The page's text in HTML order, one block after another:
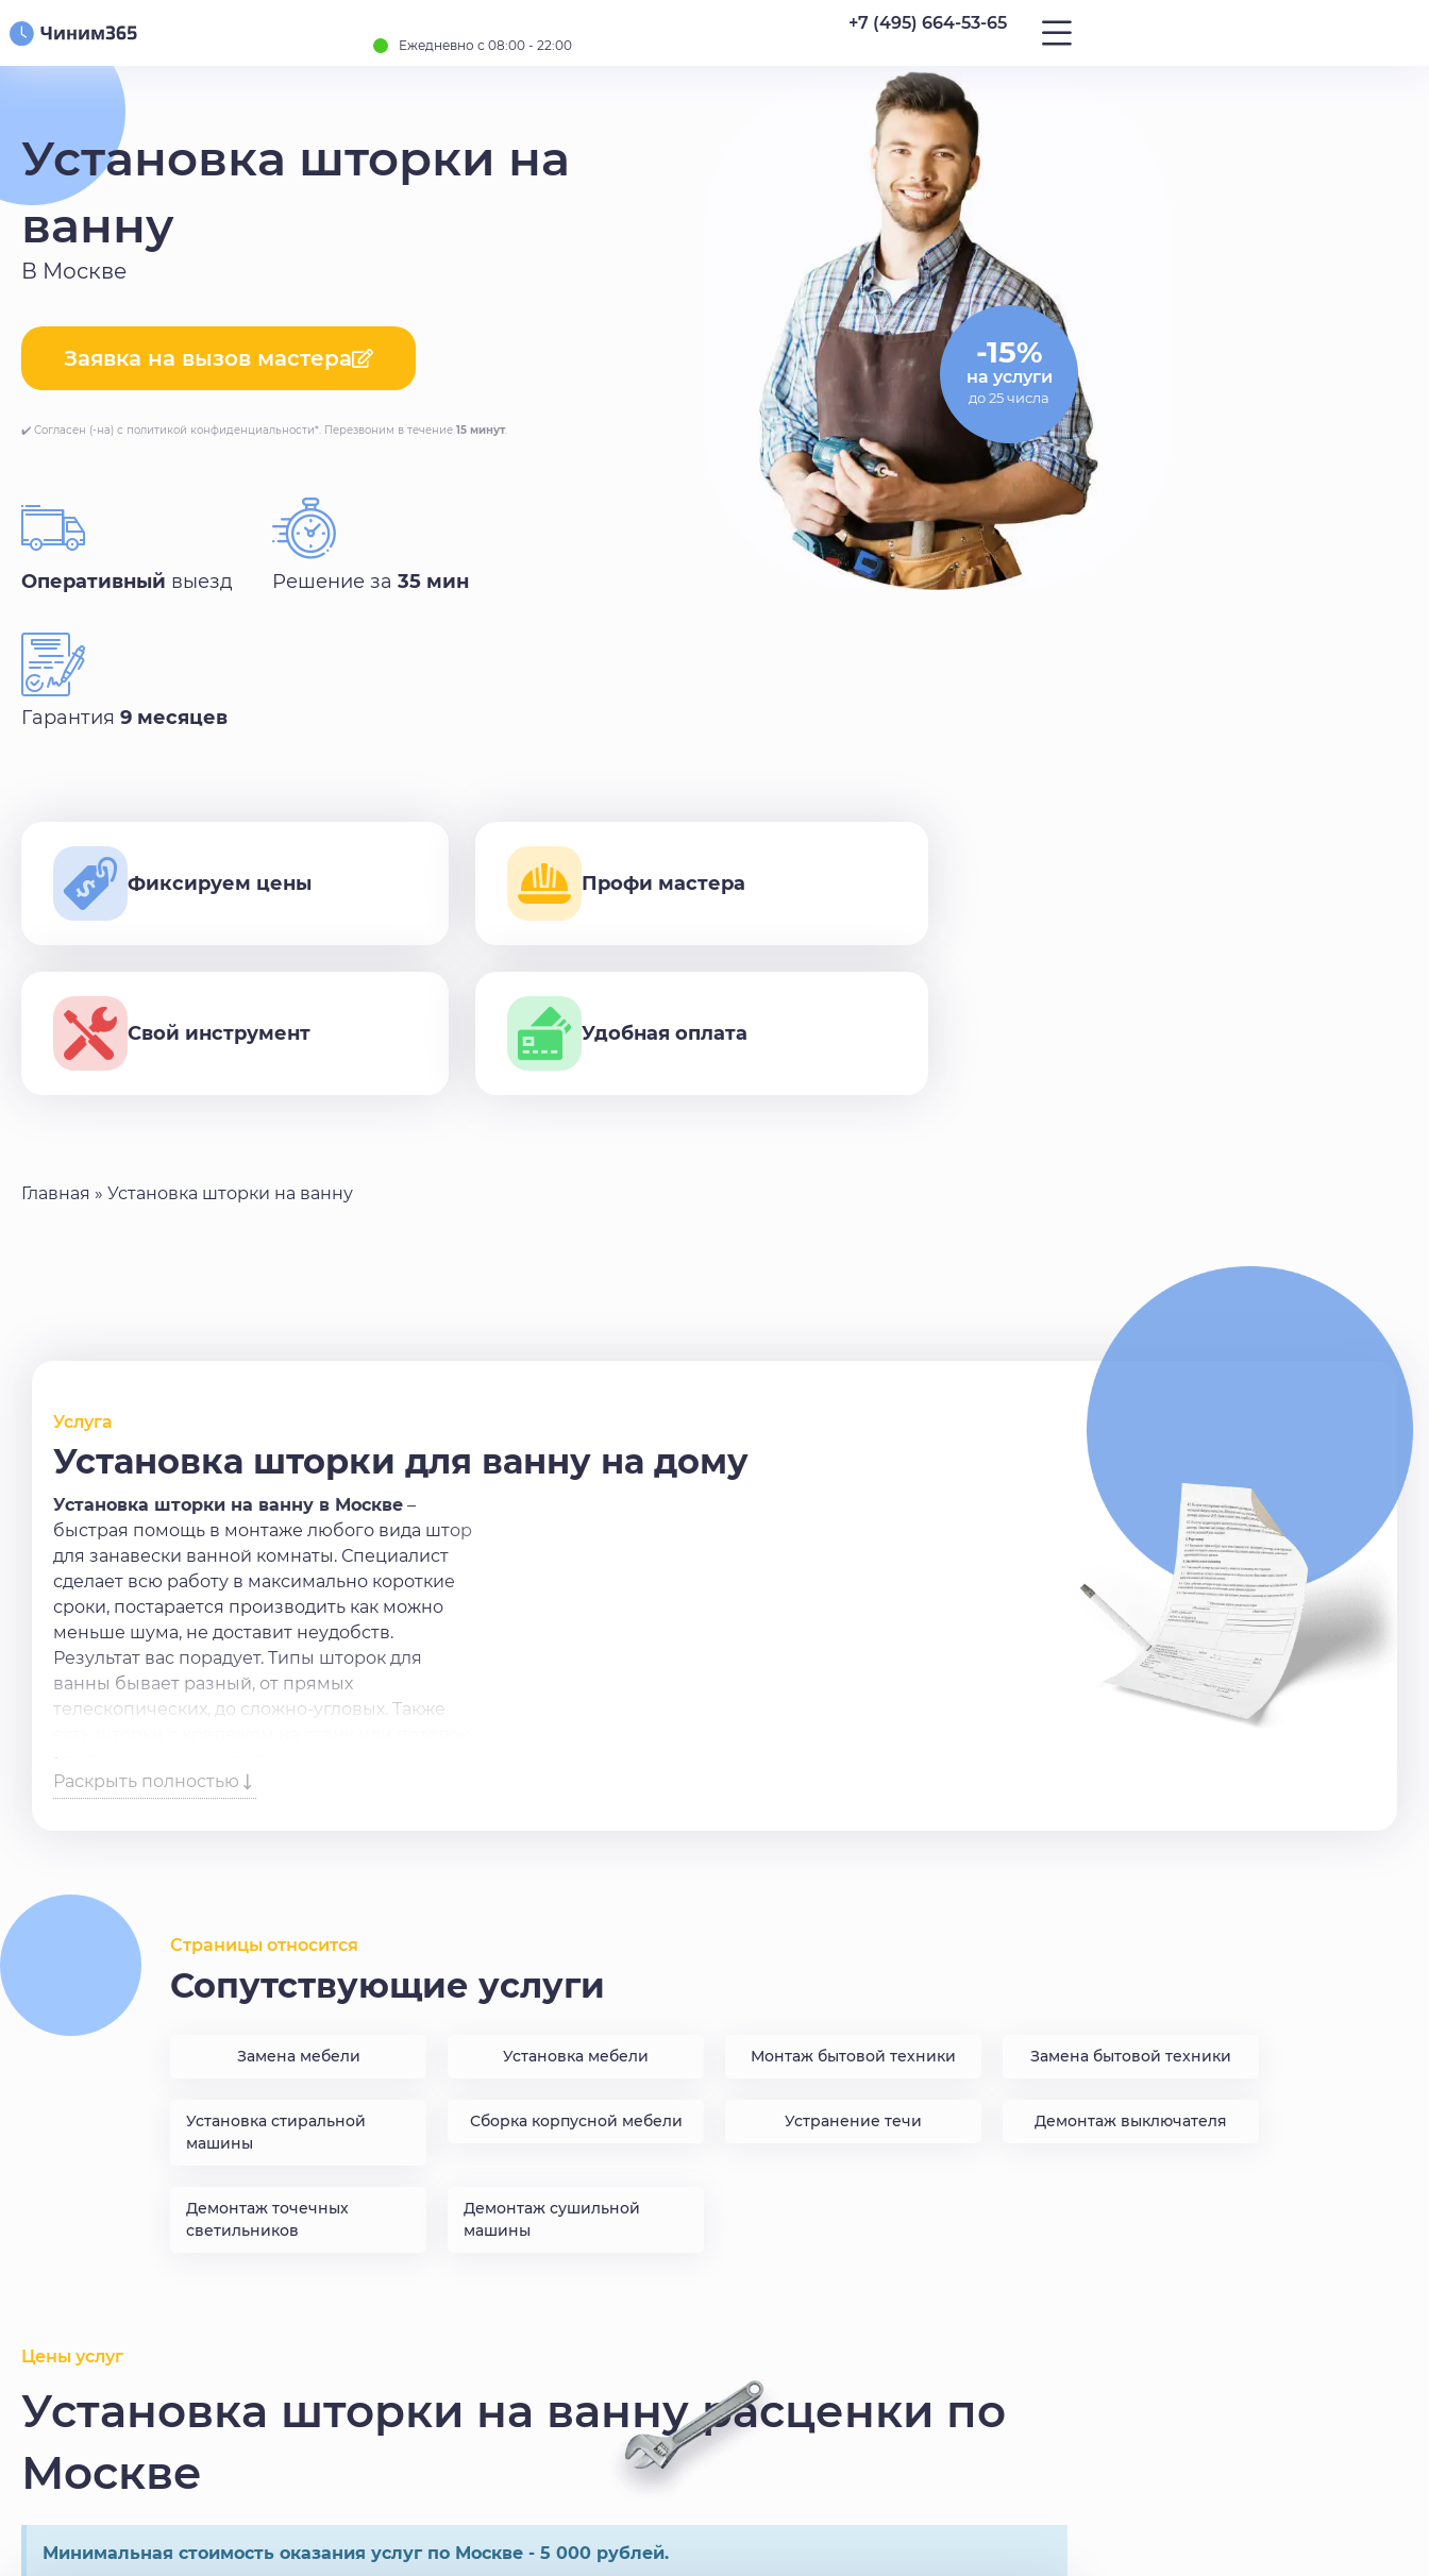
+7 (495) 664-53-65
Ежедневно с 08:00 - 22:00
Установка шторки на
ванну
В Москве
Заявка на вызов мастера
✔️ Согласен (-на) с политикой конфиденциальности*. Перезвоним в течение 15 минут.
-15%
на услуги
до 25 числа
Оперативный выезд Решение за 35 мин
Гарантия 9 месяцев
Фиксируем цены Профи мастера
Свой инструмент Удобная оплата
Главная » Установка шторки на ванну
Услуга
Установка шторки для ванну на дому
Установка шторки на ванну в Москве –
быстрая помощь в монтаже любого вида штор
для занавески ванной комнаты. Специалист
сделает всю работу в максимально короткие
сроки, постарается производить как можно
меньше шума, не доставит неудобств.
Результат вас порадует. Типы шторок для
ванны бывает разный, от прямых
телескопических, до сложно-угловых. Также
со сверлением и без сверления.
Нужныуслуги по установке шторки на
Раскрыть полностью
Страницы относится
Сопутствующие услуги
Замена мебели Установка мебели Монтаж бытовой техники Замена бытовой техники
Установка стиральной
машины
Сборка корпусной мебели Устранение течи Демонтаж выключателя
Демонтаж точечных
светильников
Демонтаж сушильной
машины
Цены услуг
Установка шторки на ванну расценки по
Москве
Минимальная стоимость оказания услуг по Москве - 5 000 рублей.